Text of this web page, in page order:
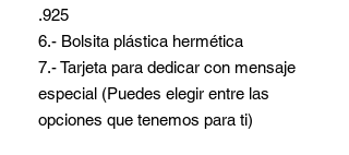
.925
6.- Bolsita plástica hermética
7.- Tarjeta para dedicar con mensaje
especial (Puedes elegir entre las
opciones que tenemos para ti)